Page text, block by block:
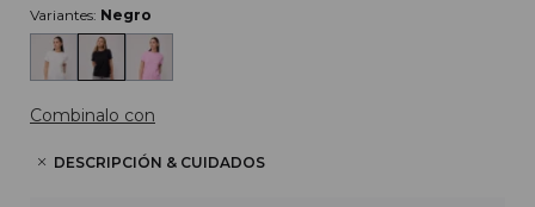
Variantes: Negro
Combinalo con
DESCRIPCIÓN & CUIDADOS